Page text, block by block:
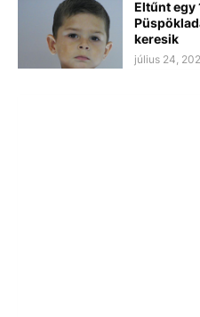
Eltűnt egy
keresik
július 24,